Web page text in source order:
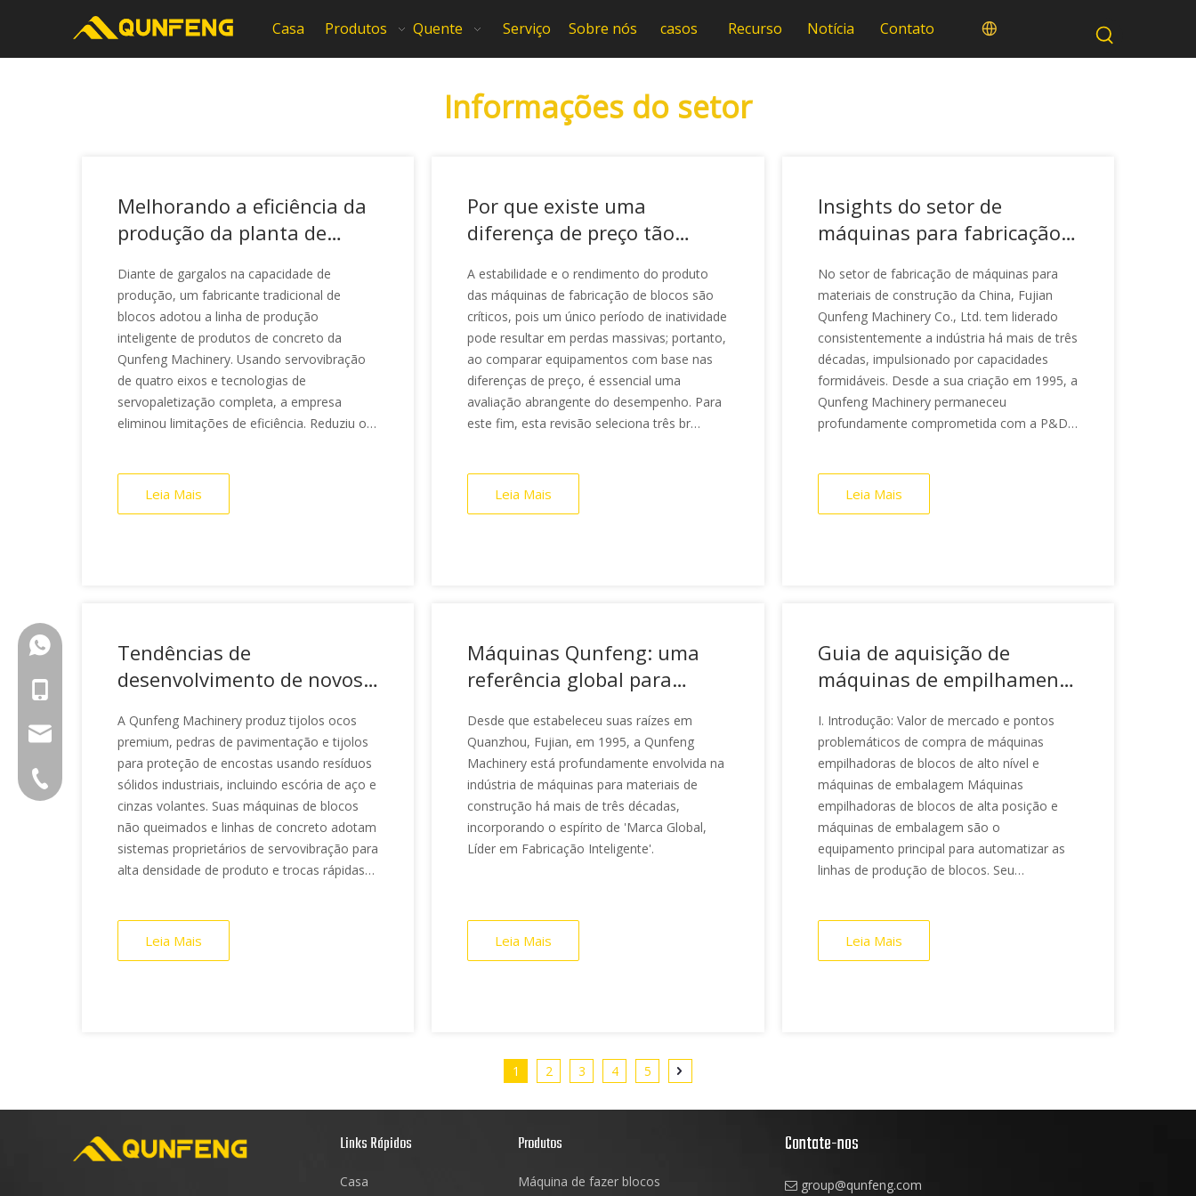
Casa Produtos Quente Serviço Sobre nós casos Recurso Notícia Contato
Informações do setor
Melhorando a eficiência da
produção da planta de
linha de produção dos
'quatro fatores de alta
eficiência'
Diante de gargalos na capacidade de
produção, um fabricante tradicional de
blocos adotou a linha de produção
inteligente de produtos de concreto da
Qunfeng Machinery. Usando servovibração
de quatro eixos e tecnologias de
servopaletização completa, a empresa
eliminou limitações de eficiência. Reduziu os
operadores. O investimento foi recuperado
em 13 meses, construindo um sistema em
Leia Mais
Por que existe uma
diferença de preço tão
de fabricação de blocos?
A estabilidade e o rendimento do produto
das máquinas de fabricação de blocos são
críticos, pois um único período de inatividade
pode resultar em perdas massivas; portanto,
ao comparar equipamentos com base nas
diferenças de preço, é essencial uma
avaliação abrangente do desempenho. Para
este fim, esta revisão seleciona três br
Leia Mais
Insights do setor de
máquinas para fabricação
vantagens competitivas dos
líderes do setor com base
na expansão da capacidade
e na força técnica da
Qunfeng Machinery
No setor de fabricação de máquinas para
materiais de construção da China, Fujian
Qunfeng Machinery Co., Ltd. tem liderado
consistentemente a indústria há mais de três
décadas, impulsionado por capacidades
formidáveis. Desde a sua criação em 1995, a
Qunfeng Machinery permaneceu
profundamente comprometida com a P&D e
Leia Mais
Tendências de
desenvolvimento de novos
Linha de produção de
blocos totalmente
automática Qunfeng para
construção, engenharia
municipal, paisagismo e
outros campos
A Qunfeng Machinery produz tijolos ocos
premium, pedras de pavimentação e tijolos
para proteção de encostas usando resíduos
sólidos industriais, incluindo escória de aço e
cinzas volantes. Suas máquinas de blocos
não queimados e linhas de concreto adotam
sistemas proprietários de servovibração para
alta densidade de produto e trocas rápidas
que novos fabricantes de materiais de
parede aumentem a produção, melhorem a
Leia Mais
Máquinas Qunfeng: uma
referência global para
China e líder na indústria
de máquinas para
materiais de construção
Desde que estabeleceu suas raízes em
Quanzhou, Fujian, em 1995, a Qunfeng
Machinery está profundamente envolvida na
indústria de máquinas para materiais de
construção há mais de três décadas,
incorporando o espírito de 'Marca Global,
Líder em Fabricação Inteligente'.
Leia Mais
Guia de aquisição de
máquinas de empilhamento
2026: tecnologia líder e
comparação das 5
principais marcas
I. Introdução: Valor de mercado e pontos
problemáticos de compra de máquinas
empilhadoras de blocos de alto nível e
máquinas de embalagem Máquinas
empilhadoras de blocos de alta posição e
máquinas de embalagem são o
equipamento principal para automatizar as
linhas de produção de blocos. Seu
Leia Mais
1 2 3 4 5
+86-18150503129
+86-18150503129
group@qunfeng.com
+86-595 22356789
Links Rápidos
Casa
Produtos
Máquina de fazer blocos
Contate-nos
 group@qunfeng.com